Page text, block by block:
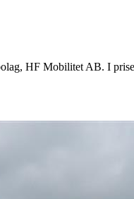
HF Mobilitet AB. I